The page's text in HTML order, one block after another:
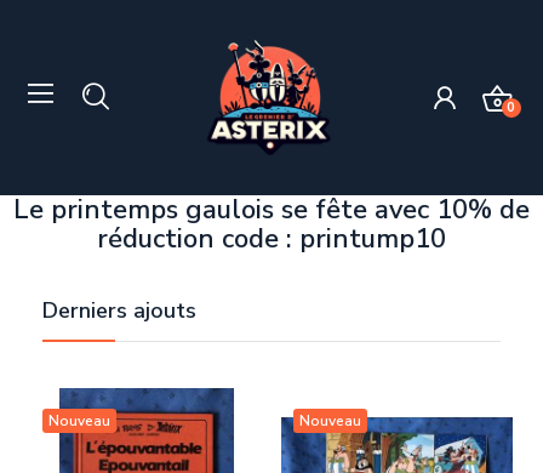
0
Le printemps gaulois se fête avec 10% de
réduction code : printump10
Derniers ajouts
Nouveau Nouveau